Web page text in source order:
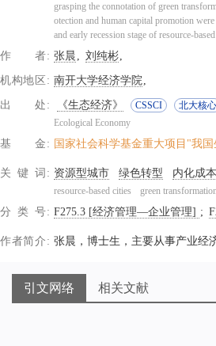
grasping the connotation of green
otection and human capital promotion
and early recession stage of resource-
作者 张晨 刘纯彬
机构地区 南开大学经济学院
出处 《生态经济》 CSSCI 北大核心
Ecological Economy
基金 国家社会科学基金重大项目"我
关键词 资源型城市 绿色转型 内化成本
resource-based cities green
分类号 F275.3 [经济管理—企业管理]
作者简介 张晨，博士生，主要从事产业经
引文网络 相关文献